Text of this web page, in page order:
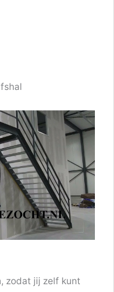
zodat jij zelf kunt